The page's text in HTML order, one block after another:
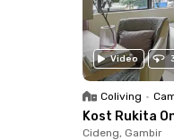
Video
Coliving •
Kost Rukita
Cideng, Gambir